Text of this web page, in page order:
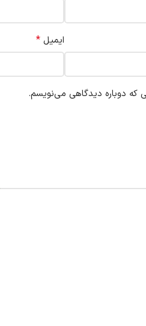
ایمیل *
که دوباره دیدگاهی می‌نویسم.